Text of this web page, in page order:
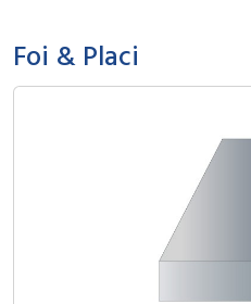
Foi & Placi